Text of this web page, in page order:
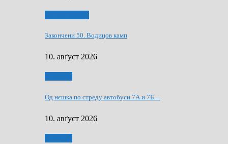
Закончени 50. Водицов камп
10. авґуст 2026
Од нєшка пo стреду автобуси 7А и 7Б…
10. авґуст 2026